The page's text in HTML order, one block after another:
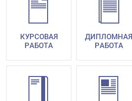
КУРСОВАЯ
РАБОТА
ДИПЛОМНАЯ
РАБОТА